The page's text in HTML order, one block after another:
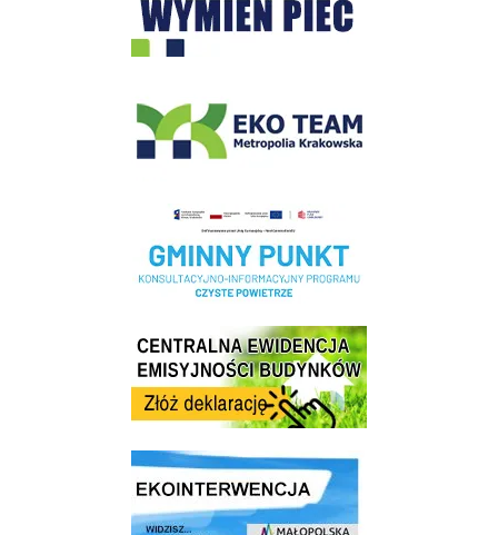
Realizacja Programu Czyste Powietrze w Gminie Wieliczka
Centrala Ewidencja Emisyjności Budynków - złóż deklarację
link do strony ekointerwencja dot.- powietrza